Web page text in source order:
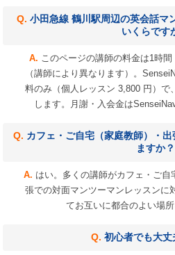
小田急線 鶴川駅周辺の英会話マ
いくらです
このページの講師の料金は1時
（講師により異なります）。
料のみ（個人レッスン 3,800 円）で
します。月謝・入会金は
カフェ・ご自宅（家庭教師）・
ますか？
はい。多くの講師がカフェ・ご自
張での対面マンツーマンレッスンに
てお互いに都合のよい場所
初心者でも大丈